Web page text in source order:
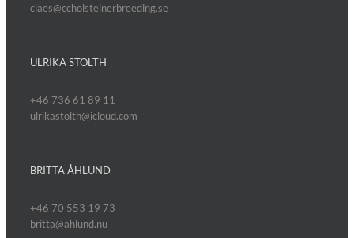
claes@ccholsteinerbreeding.se
ULRIKA STOLTH
+46 736 61 89 11
ulrikastolth@icloud.com
BRITTA ÅHLUND
+46 70 553 19 73
britta@ahlund.nu